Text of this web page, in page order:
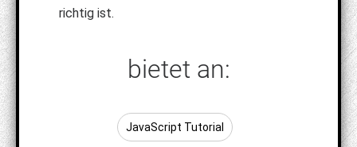
richtig ist.
bietet an:
JavaScript Tutorial